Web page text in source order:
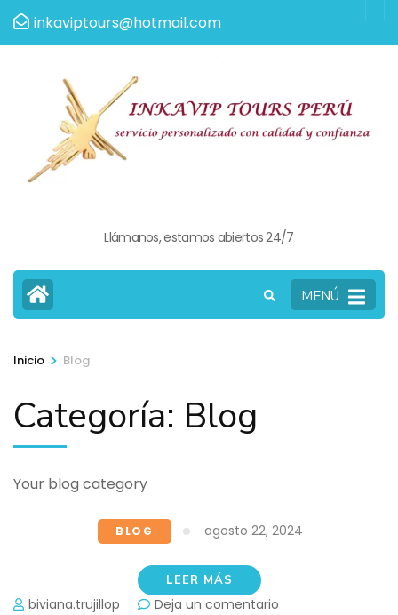
Saltar
(presiona
inkaviptours@hotmail.com
Llámanos, estamos abiertos 24/7
MENÚ
Inicio > Blog
Categoría: Blog
Your blog category
BLOG agosto 22, 2024
LEER MÁS
biviana.trujillop Deja un comentario